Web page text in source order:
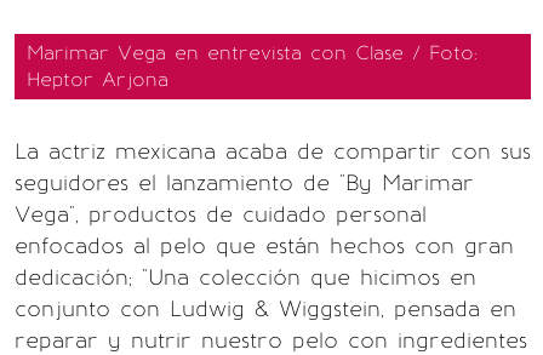
Marimar Vega en entrevista con Clase / Foto:
Heptor Arjona
La actriz mexicana acaba de compartir con sus
seguidores el lanzamiento de "By Marimar
Vega", productos de cuidado personal
enfocados al pelo que están hechos con gran
dedicación; "Una colección que hicimos en
conjunto con Ludwig & Wiggstein, pensada en
reparar y nutrir nuestro pelo con ingredientes